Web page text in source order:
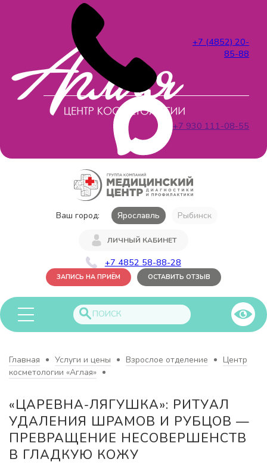
+7 (4852) 20-
85-88
+7 930 111-08-55
Ваш город: Ярославль Рыбинск
ЛИЧНЫЙ КАБИНЕТ
+7 4852 58-88-28
ЗАПИСЬ НА ПРИЁМ ОСТАВИТЬ ОТЗЫВ
Главная Услуги и цены Взрослое отделение
Центр
косметологии «Аглая»
«ЦАРЕВНА-ЛЯГУШКА»: РИТУАЛ
УДАЛЕНИЯ ШРАМОВ И РУБЦОВ —
ПРЕВРАЩЕНИЕ НЕСОВЕРШЕНСТВ
В ГЛАДКУЮ КОЖУ